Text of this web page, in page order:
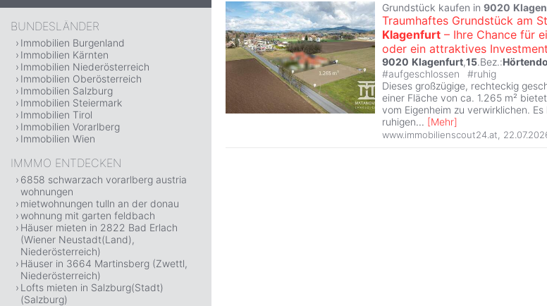
Grundstück kaufen in 9020
Traumhaftes Grundstück am
Klagenfurt – Ihre Chance für
oder ein attraktives
9020 Klagenfurt,15.Bez.:
#aufgeschlossen #ruhig
Dieses großzügige, rechteckig
einer Fläche von ca. 1.265 m²
vom Eigenheim zu verwirklichen.
ruhigen... [Mehr]
www.immobilienscout24.at
BUNDESLÄNDER
Immobilien Burgenland
Immobilien Kärnten
Immobilien Niederösterreich
Immobilien Oberösterreich
Immobilien Salzburg
Immobilien Steiermark
Immobilien Tirol
Immobilien Vorarlberg
Immobilien Wien
IMMMO ENTDECKEN
6858 schwarzach vorarlberg austria
wohnungen
mietwohnungen tulln an der donau
wohnung mit garten feldbach
Häuser mieten in 2822 Bad Erlach
(Wiener Neustadt(Land),
Niederösterreich)
Häuser in 3664 Martinsberg (Zwettl,
Niederösterreich)
Lofts mieten in Salzburg(Stadt)
(Salzburg)